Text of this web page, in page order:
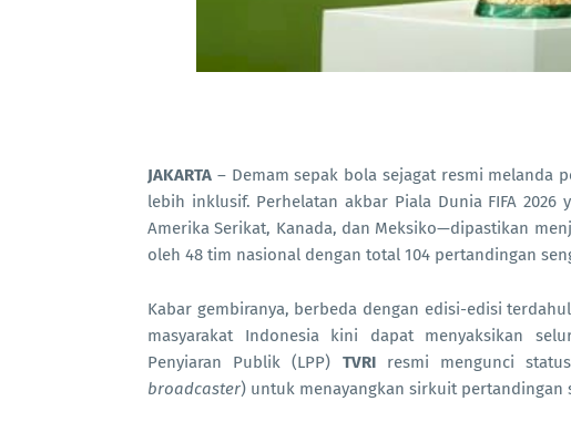
JAKARTA – Demam sepak bola sejagat resmi melanda
lebih inklusif. Perhelatan akbar Piala Dunia FIFA
Amerika Serikat, Kanada, dan Meksiko—dipastikan
oleh 48 tim nasional dengan total 104 pertandingan
Kabar gembiranya, berbeda dengan edisi-edisi
masyarakat Indonesia kini dapat menyaksikan
Penyiaran Publik (LPP) TVRIresmi mengunci
broadcaster) untuk menayangkan sirkuit pertandingan